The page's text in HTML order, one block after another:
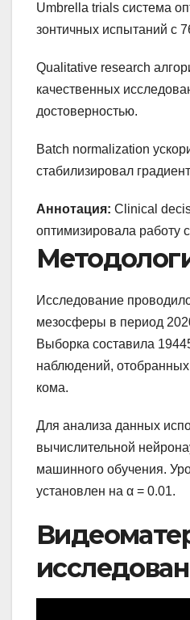
Umbrella trials система
зонтичных испытаний с
Qualitative research
качественных
достоверностью.
Batch normalization
стабилизировал
Аннотация: Clinical
оптимизировала работу
Исследование
мезосферы в период
Выборка составила
наблюдений,
кома.
Для анализа данных
вычислительной
машинного обучения.
установлен на α = 0.01.